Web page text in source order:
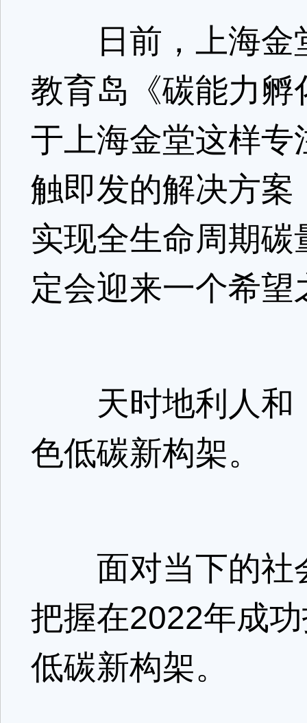
日前，上海金
教育岛《碳能力
于上海金堂这样
触即发的解决方
实现全生命周期
定会迎来一个希望
天时地利人和
色低碳新构架。
面对当下的社
把握在2022年成
低碳新构架。